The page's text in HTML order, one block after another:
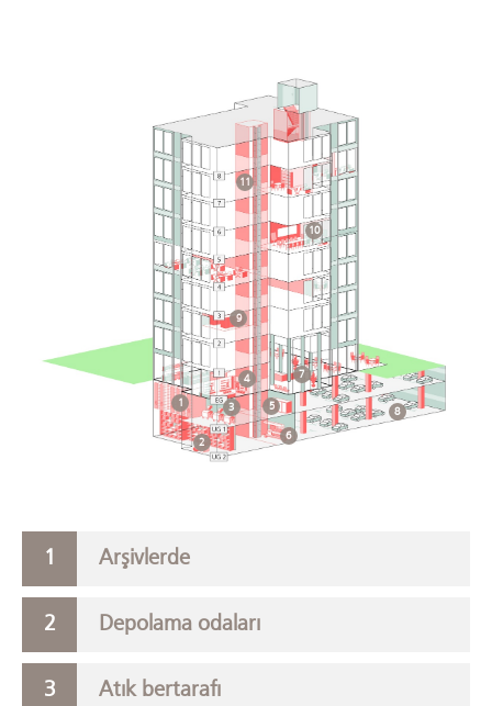
1
2
3
4
5
6
7
8
9
10
11
Arşivlerde
Depolama odaları
Atık bertarafı